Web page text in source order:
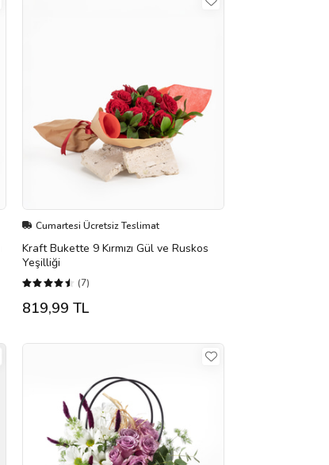
Cumartesi Ücretsiz Teslimat
Kraft Bukette 9 Kırmızı Gül ve Ruskos
Yeşilliği
(7)
819,99 TL